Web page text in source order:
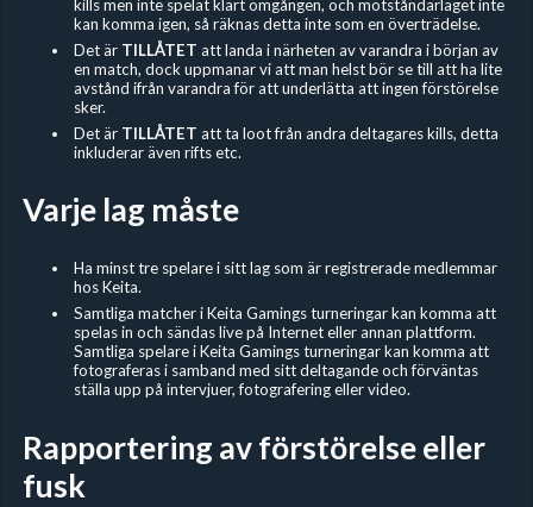
kills men inte spelat klart omgången, och motståndarlaget inte
kan komma igen, så räknas detta inte som en överträdelse.
Det är TILLÅTET att landa i närheten av varandra i början av
en match, dock uppmanar vi att man helst bör se till att ha lite
avstånd ifrån varandra för att underlätta att ingen förstörelse
sker.
Det är TILLÅTET att ta loot från andra deltagares kills, detta
inkluderar även rifts etc.
Varje lag måste
Ha minst tre spelare i sitt lag som är registrerade medlemmar
hos Keita.
Samtliga matcher i Keita Gamings turneringar kan komma att
spelas in och sändas live på Internet eller annan plattform.
Samtliga spelare i Keita Gamings turneringar kan komma att
fotograferas i samband med sitt deltagande och förväntas
ställa upp på intervjuer, fotografering eller video.
Rapportering av förstörelse eller
fusk